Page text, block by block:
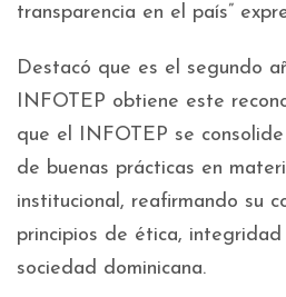
transparencia en el país”
Destacó que es el segundo
INFOTEP obtiene este
que el INFOTEP se
de buenas prácticas en
institucional, reafirmando su
principios de ética,
sociedad dominicana.